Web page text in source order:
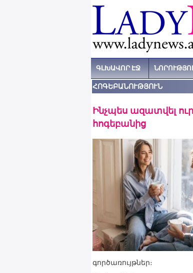
ԳԼԽԱՎՈՐ ԷՋ
ՀՈԳԵԲԱՆՈՒԹՅՈՒՆ
Ինչպես ազատվել
հոգեբանից
գործառույթներ։